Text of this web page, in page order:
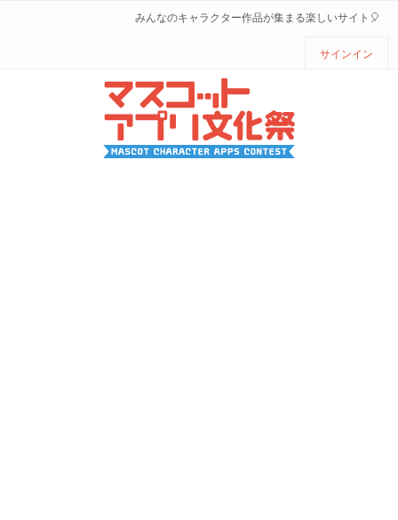
みんなのキャラクター作品が集まる楽しいサイト🎈
サインイン